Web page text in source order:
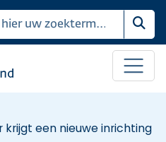
krijgt een nieuwe inrichting